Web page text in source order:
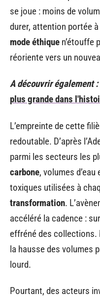
se joue : moins de
durer, attention portée à
mode éthique n’étouffe
réoriente vers un
A découvrir également :
plus grande dans
L’empreinte de cette
redoutable. D’après
parmi les secteurs les
carbone, volumes
toxiques utilisées à
transformation.
accéléré la cadence :
effréné des collections.
la hausse des volumes
lourd.
Pourtant, des acteurs